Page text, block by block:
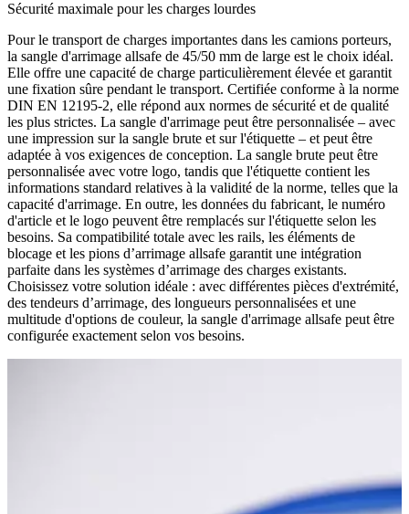
Sécurité maximale pour les charges lourdes
Pour le transport de charges importantes dans les camions porteurs,
la sangle d'arrimage allsafe de 45/50 mm de large est le choix idéal.
Elle offre une capacité de charge particulièrement élevée et garantit
une fixation sûre pendant le transport. Certifiée conforme à la norme
DIN EN 12195-2, elle répond aux normes de sécurité et de qualité
les plus strictes. La sangle d'arrimage peut être personnalisée – avec
une impression sur la sangle brute et sur l'étiquette – et peut être
adaptée à vos exigences de conception. La sangle brute peut être
personnalisée avec votre logo, tandis que l'étiquette contient les
informations standard relatives à la validité de la norme, telles que la
capacité d'arrimage. En outre, les données du fabricant, le numéro
d'article et le logo peuvent être remplacés sur l'étiquette selon les
besoins. Sa compatibilité totale avec les rails, les éléments de
blocage et les pions d’arrimage allsafe garantit une intégration
parfaite dans les systèmes d’arrimage des charges existants.
Choisissez votre solution idéale : avec différentes pièces d'extrémité,
des tendeurs d’arrimage, des longueurs personnalisées et une
multitude d'options de couleur, la sangle d'arrimage allsafe peut être
configurée exactement selon vos besoins.